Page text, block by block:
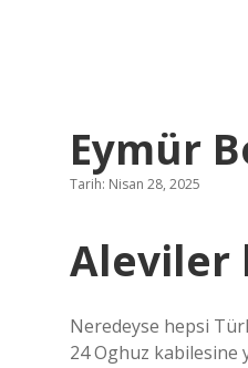
Eymür
Tarih: Nisan 28, 2025
Aleviler
Neredeyse hepsi
24 Oghuz kabilesine